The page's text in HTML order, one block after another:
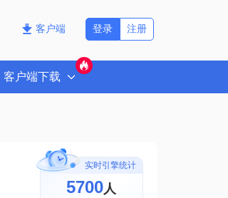
客户端 注册
登录
客户端下载
实时引擎统计
5700人